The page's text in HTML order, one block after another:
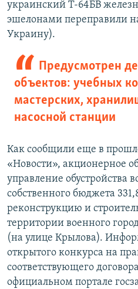
украинский Т-64БВ
эшелонами переправили
Украину).
Предусмотрен
объектов: учебных
мастерских,
насосной станции
Как сообщили еще в
«Новости», акционерное
управление обустройства
собственного бюджета
реконструкцию и
территории военного
(на улице Крылова).
открытого конкурса на
соответствующего
официальном портале